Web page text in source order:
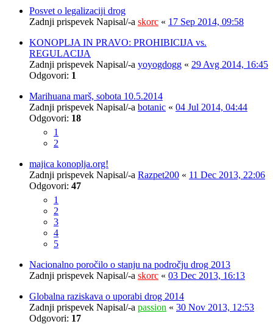
Posvet o legalizaciji drog
Zadnji prispevek Napisal/-a skorc « 17 Sep 2014, 09:58
KONOPLJA IN PRAVO: PROHIBICIJA vs.
REGULACIJA
Zadnji prispevek Napisal/-a yoyogdogg « 29 Avg 2014, 16:45
Odgovori: 1
Marihuana marš, sobota 10.5.2014
Zadnji prispevek Napisal/-a botanic « 04 Jul 2014, 04:44
Odgovori: 18
1
2
majica konoplja.org!
Zadnji prispevek Napisal/-a Razpet200 « 11 Dec 2013, 22:06
Odgovori: 47
1
2
3
4
5
Nacionalno poročilo o stanju na področju drog 2013
Zadnji prispevek Napisal/-a skorc « 03 Dec 2013, 16:13
Globalna raziskava o uporabi drog 2014
Zadnji prispevek Napisal/-a passion « 30 Nov 2013, 12:53
Odgovori: 17